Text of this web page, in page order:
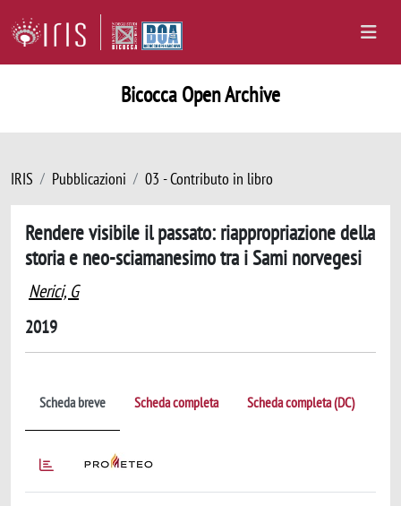
Bicocca Open Archive
IRIS Pubblicazioni 03 - Contributo in libro
Rendere visibile il passato: riappropriazione della
storia e neo-sciamanesimo tra i Sami norvegesi
Nerici, G
2019
Scheda breve Scheda completa Scheda completa (DC)